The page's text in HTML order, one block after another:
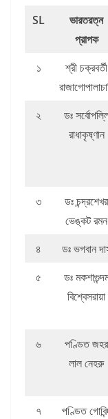
SL
ভারতরত্ন
প্রাপক
১
শ্রী চক্রবর্তী
২
ডঃ
রাধাকৃষ্ণান
৩
ডঃ চন্দ্রশেখর
ভেঙ্কট রমন
৪
ডঃ ভগবান
৫
ডঃ
বিশ্বেসরায়া
৬
পণ্ডিত জহর
লাল নেহরু
৭
পণ্ডিত